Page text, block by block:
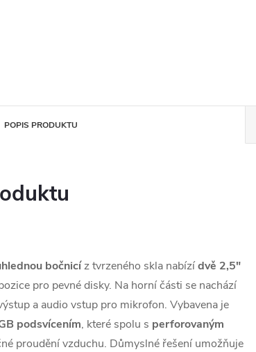
POPIS PRODUKTU
bočnicíz tvrzeného skla nabízídvě 2,5"
pro pevné disky. Na horní části se nachází
a audio vstup pro mikrofon. Vybavena je
podsvícením, které spolu s perforovaným
proudění vzduchu. Důmyslné řešení umožňuje